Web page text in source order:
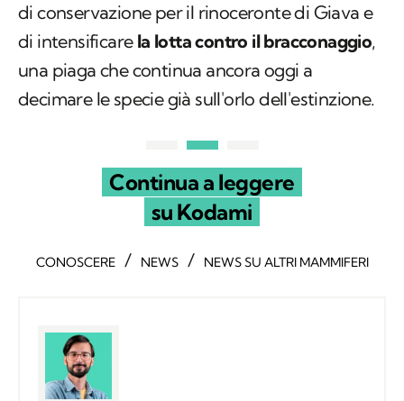
di conservazione per il rinoceronte di Giava e
di intensificarela lotta contro il bracconaggio,
una piaga che continua ancora oggi a
decimare le specie già sull'orlo dell'estinzione.
Continua a leggere
su Kodami
CONOSCERE / NEWS / NEWS SU ALTRI MAMMIFERI